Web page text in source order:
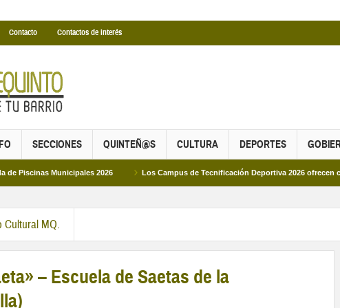
Contacto Contactos de interés
SECCIONES QUINTEÑ@S CULTURA DEPORTES
2026 Los Campus de Tecnificación Deportiva 2026 ofrecen cuatro
Cultural MQ.
– Escuela de Saetas de la